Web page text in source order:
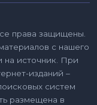
права защищены.
с нашего
на источник. При
изданий –
систем
размещена в